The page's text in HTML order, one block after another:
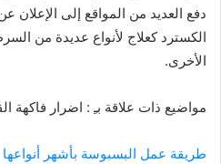
دفع العديد من المواقع إلى الإعلان
الكسترد كعلاج لأنواع عديدة من
الأخرى.
مواضيع ذات علاقة بـِ : اضرار فاكهة
طريقة عمل البسبوسة بأشهر أنواعها